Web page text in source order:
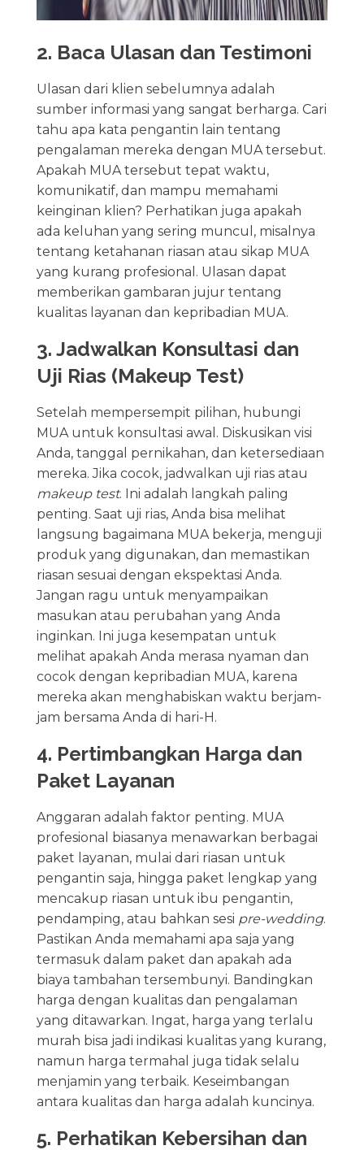
2. Baca Ulasan dan Testimoni
Ulasan dari klien sebelumnya adalah
sumber informasi yang sangat berharga. Cari
tahu apa kata pengantin lain tentang
pengalaman mereka dengan MUA tersebut.
Apakah MUA tersebut tepat waktu,
komunikatif, dan mampu memahami
keinginan klien? Perhatikan juga apakah
ada keluhan yang sering muncul, misalnya
tentang ketahanan riasan atau sikap MUA
yang kurang profesional. Ulasan dapat
memberikan gambaran jujur tentang
kualitas layanan dan kepribadian MUA.
3. Jadwalkan Konsultasi dan
Uji Rias (Makeup Test)
Setelah mempersempit pilihan, hubungi
MUA untuk konsultasi awal. Diskusikan visi
Anda, tanggal pernikahan, dan ketersediaan
mereka. Jika cocok, jadwalkan uji rias atau
makeup test. Ini adalah langkah paling
penting. Saat uji rias, Anda bisa melihat
langsung bagaimana MUA bekerja, menguji
produk yang digunakan, dan memastikan
riasan sesuai dengan ekspektasi Anda.
Jangan ragu untuk menyampaikan
masukan atau perubahan yang Anda
inginkan. Ini juga kesempatan untuk
melihat apakah Anda merasa nyaman dan
cocok dengan kepribadian MUA, karena
mereka akan menghabiskan waktu berjam-
jam bersama Anda di hari-H.
4. Pertimbangkan Harga dan
Paket Layanan
Anggaran adalah faktor penting. MUA
profesional biasanya menawarkan berbagai
paket layanan, mulai dari riasan untuk
pengantin saja, hingga paket lengkap yang
mencakup riasan untuk ibu pengantin,
pendamping, atau bahkan sesi pre-wedding.
Pastikan Anda memahami apa saja yang
termasuk dalam paket dan apakah ada
biaya tambahan tersembunyi. Bandingkan
harga dengan kualitas dan pengalaman
yang ditawarkan. Ingat, harga yang terlalu
murah bisa jadi indikasi kualitas yang kurang,
namun harga termahal juga tidak selalu
menjamin yang terbaik. Keseimbangan
antara kualitas dan harga adalah kuncinya.
5. Perhatikan Kebersihan dan